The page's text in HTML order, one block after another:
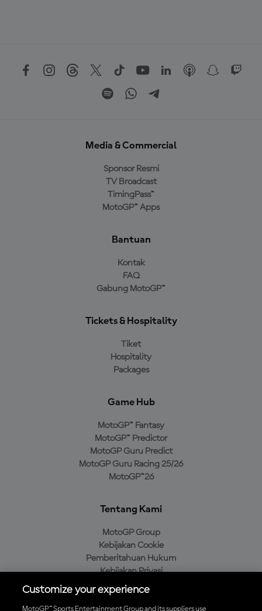
Media & Commercial
Sponsor Resmi
TV Broadcast
TimingPass™
MotoGP™ Apps
Bantuan
Kontak
FAQ
Gabung MotoGP™
Tickets & Hospitality
Tiket
Hospitality
Packages
Game Hub
MotoGP™ Fantasy
MotoGP™ Predictor
MotoGP Guru Predict
MotoGP Guru Racing 25/26
MotoGP™26
Tentang Kami
MotoGP Group
Kebijakan Cookie
Pemberitahuan Hukum
Kebijakan Privasi
Kebijakan Pembelian
Customize your experience
MotoGP™ Sports Entertainment Group and its suppliers use